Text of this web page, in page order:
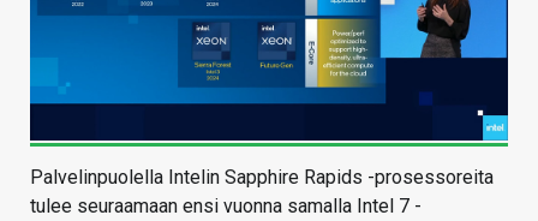
Palvelinpuolella Intelin Sapphire Rapids -prosessoreita
tulee seuraamaan ensi vuonna samalla Intel 7 -